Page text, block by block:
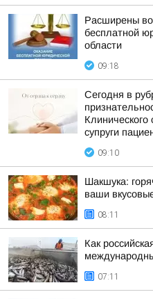
Расширены
бесплатной
области
09:18
Сегодня в
Клинического
супруги
09:10
Шакшука:
ваши
08:11
Как
07:11